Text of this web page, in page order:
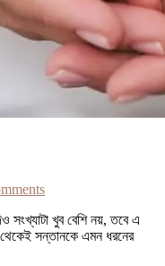
সংখ্যাটা খুব বেশি নয়, তবে এ
সন্তানকে এমন ধরনের